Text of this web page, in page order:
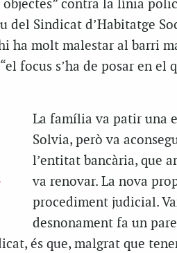
objectes” contra la línia
del Sindicat d’Habitatge
ha molt malestar al barri
focus s’ha de posar en el
La família va patir una
Solvia, però va
l’entitat bancària, que
va renovar. La nova
procediment judicial.
desnonament fa un
és que, malgrat que